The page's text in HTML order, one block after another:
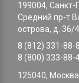
199004, Санкт-
Средний пр-т
острова, д. 36/
8 (812) 331-88-
8 (800) 333-88-
125040,